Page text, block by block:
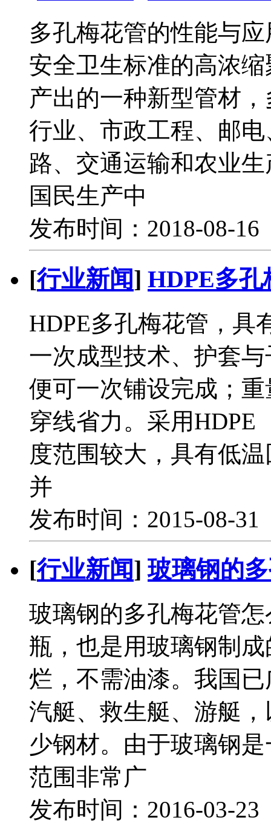
多孔梅花管的性能与
安全卫生标准的高浓
产出的一种新型管材
行业、市政工程、邮
路、交通运输和农业
国民生产中
发布时间：2018-08-
[行业新闻] HDPE多孔
HDPE多孔梅花管，具
一次成型技术、护套
便可一次铺设完成；
穿线省力。采用HDPE
度范围较大，具有低
并
发布时间：2015-08-
[行业新闻]玻璃钢的
玻璃钢的多孔梅花管
瓶，也是用玻璃钢制
烂，不需油漆。我国
汽艇、救生艇、游艇
少钢材。由于玻璃钢
范围非常广
发布时间：2016-03-